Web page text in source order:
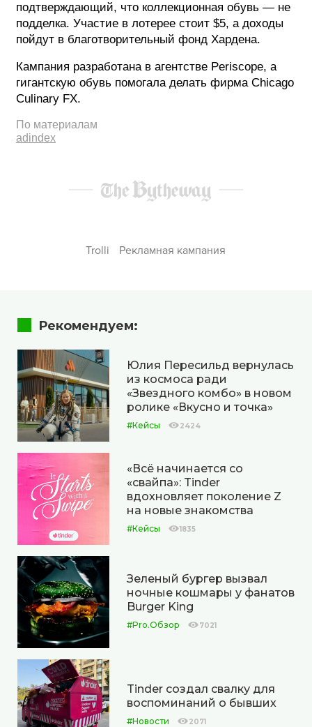
подтверждающий, что коллекционная обувь — не
подделка. Участие в лотерее стоит $5, а доходы
пойдут в благотворительный фонд Хардена.
Кампания разработана в агентстве Periscope, а
гигантскую обувь помогала делать фирма Chicago
Culinary FX.
По материалам
adindex
Trolli Рекламная кампания
Рекомендуем:
Юлия Пересильд вернулась
из космоса ради
«Звездного комбо» в новом
ролике «Вкусно и точка»
#Кейсы 2424
«Всё начинается со
«свайпа»: Tinder
вдохновляет поколение Z
на новые знакомства
#Кейсы 1835
Зеленый бургер вызвал
ночные кошмары у фанатов
Burger King
#Pro.Обзор 7021
Tinder создал свалку для
воспоминаний о бывших
#Новости 2071